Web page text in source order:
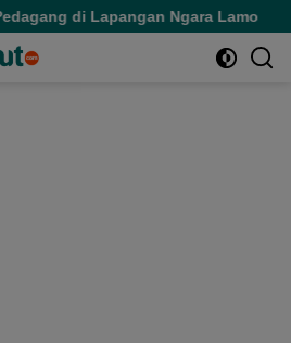
di Lapangan Ngara Lamo